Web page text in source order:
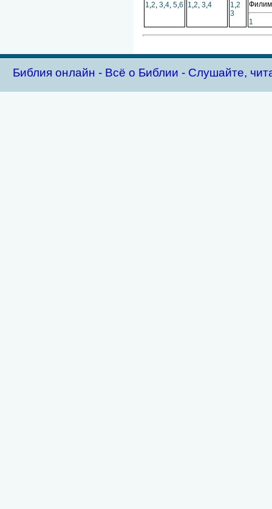
1,2, 3,4, 5,6 1,2, 3,4 1,2
3
1
Библия oнлайн - Всё о Библии - Слушайте,